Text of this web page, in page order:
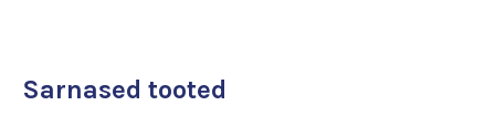
Sarnased tooted